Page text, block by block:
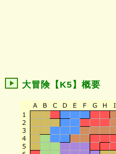
大冒険【K5】概要